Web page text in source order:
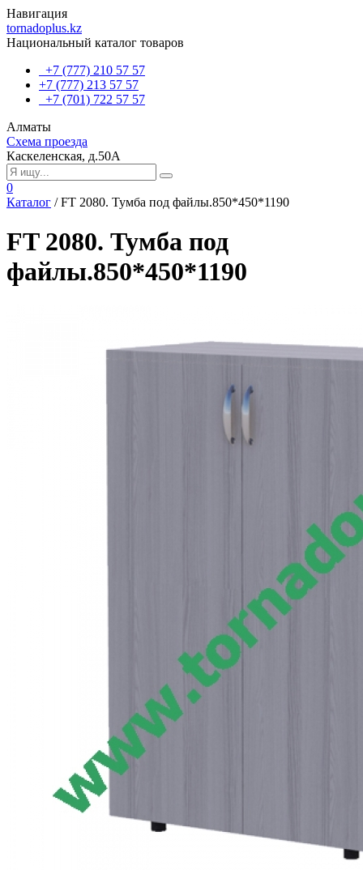
Навигация
tornadoplus.kz
Национальный каталог товаров
+7 (777) 210 57 57
+7 (777) 213 57 57
+7 (701) 722 57 57
Алматы
Схема проезда
Каскеленская, д.50А
0
Каталог /FT 2080. Тумба под файлы.850*450*1190
FT 2080. Тумба под
файлы.850*450*1190